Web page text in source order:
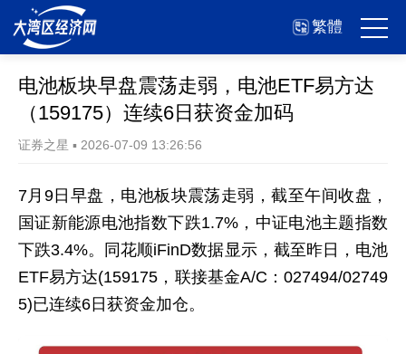
繁體
电池板块早盘震荡走弱，电池ETF易方达
（159175）连续6日获资金加码
证券之星 ▪ 2026-07-09 13:26:56
7月9日早盘，电池板块震荡走弱，截至午间收盘，
国证新能源电池指数下跌1.7%，中证电池主题指数
下跌3.4%。同花顺iFinD数据显示，截至昨日，电池
ETF易方达(159175，联接基金A/C：027494/02749
5)已连续6日获资金加仓。